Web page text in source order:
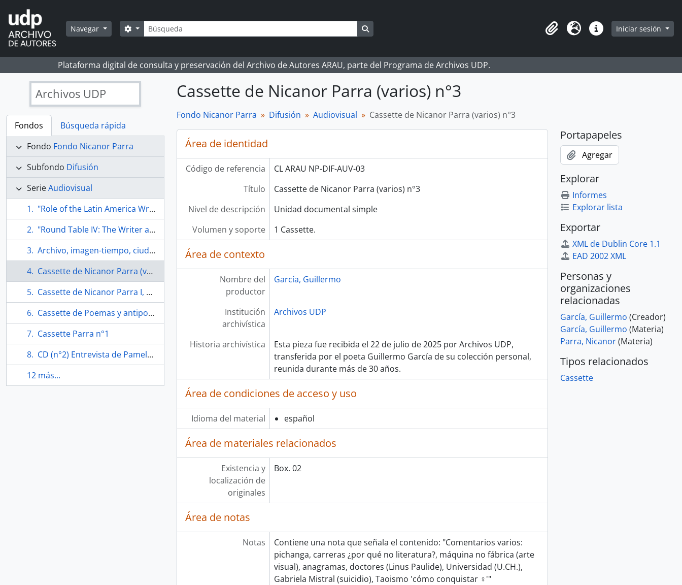
Skip to main content
Navegar Búsqueda
Search options
Portapapeles
Idioma Enlaces rápidos
Iniciar sesión
Plataforma digital de consulta y preservación del Archivo de Autores ARAU, parte del Programa de Archivos UDP.
Archivos UDP
Fondos
Búsqueda rápida
Fondo Fondo Nicanor Parra
Subfondo Difusión
SerieAudiovisual
"Role of the Latin America Writer" PEN International Congress
"Round Table IV: The Writer as Public Figure (Session II)" PEN International Congress
Archivo, imagen-tiempo, ciudad
Cassette de Nicanor Parra (varios) n°3
Cassette de Nicanor Parra I, n°2
Cassette de Poemas y antipoemas de Nicanor Parra n°4
Cassette Parra n°1
CD (n°2) Entrevista de Pamela Zuñiga a Nicanor Parra en Las Cruces
12 más...
Cassette de Nicanor Parra (varios) n°3
Fondo Nicanor Parra Difusión Audiovisual Cassette de Nicanor Parra (varios) n°3
Área de identidad
Código de referencia
CL ARAU NP-DIF-AUV-03
Título
Cassette de Nicanor Parra (varios) n°3
Nivel de descripción
Unidad documental simple
Volumen y soporte
1 Cassette.
Área de contexto
Nombre del
productor
García, Guillermo
Institución
archivística
Archivos UDP
Historia archivística
Esta pieza fue recibida el 22 de julio de 2025 por Archivos UDP,
transferida por el poeta Guillermo García de su colección personal,
reunida durante más de 30 años.
Área de condiciones de acceso y uso
Idioma del material español
Área de materiales relacionados
Existencia y
localización de
originales
Box. 02
Área de notas
Notas
Contiene una nota que señala el contenido: "Comentarios varios:
pichanga, carreras ¿por qué no literatura?, máquina no fábrica (arte
visual), anagramas, doctores (Linus Paulide), Universidad (U.CH.),
Gabriela Mistral (suicidio), Taoismo 'cómo conquistar ♀'"
Portapapeles
Agregar
Explorar
Informes
Explorar lista
Exportar
XML de Dublin Core 1.1
EAD 2002 XML
Personas y
organizaciones
relacionadas
García, Guillermo (Creador)
García, Guillermo (Materia)
Parra, Nicanor(Materia)
Tipos relacionados
Cassette